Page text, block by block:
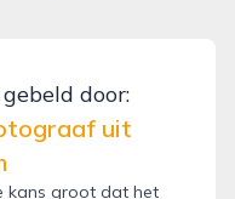
door:
uit
kans groot dat het